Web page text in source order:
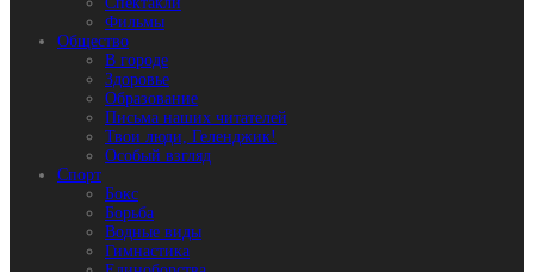
Фильмы
Общество
В городе
Здоровье
Образование
Письма наших читателей
Твои люди, Геленджик!
Особый взгляд
Спорт
Бокс
Борьба
Водные виды
Гимнастика